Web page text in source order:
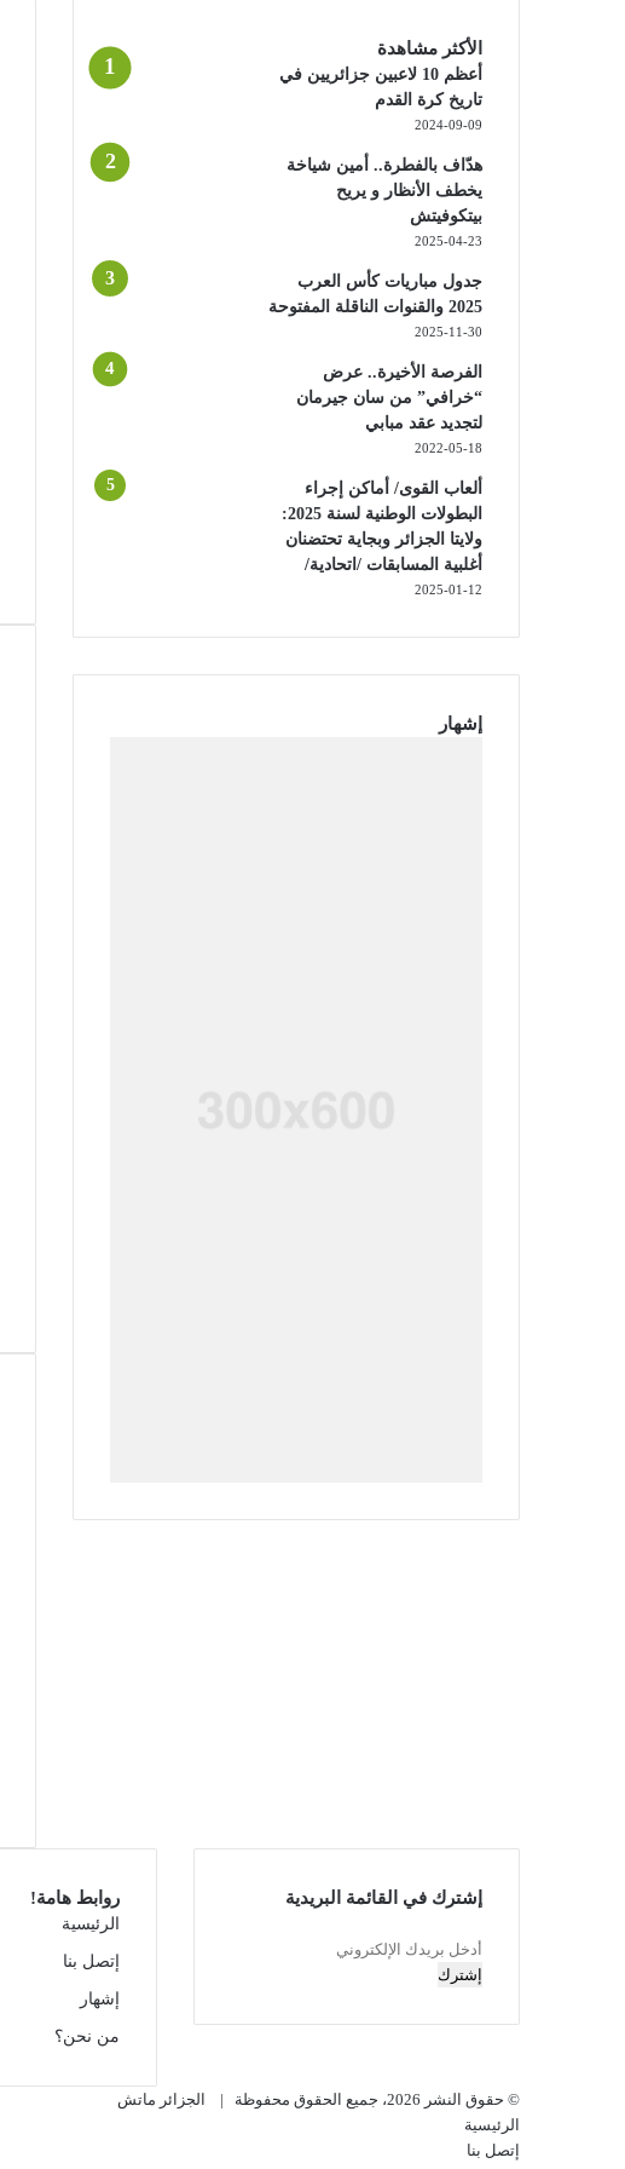
الأكثر مشاهدة
أعظم 10 لاعبين جزائريين في
تاريخ كرة القدم
2024-09-09
هدّاف بالفطرة.. أمين شياخة
يخطف الأنظار و يريح
بيتكوفيتش
2025-04-23
جدول مباريات كأس العرب
2025 والقنوات الناقلة المفتوحة
2025-11-30
الفرصة الأخيرة.. عرض
“خرافي” من سان جيرمان
لتجديد عقد مبابي
2022-05-18
ألعاب القوى/ أماكن إجراء
البطولات الوطنية لسنة 2025:
ولايتا الجزائر وبجاية تحتضنان
أغلبية المسابقات /اتحادية/
2025-01-12
إشهار
روابط هامة!
الرئيسية
إتصل بنا
إشهار
من نحن؟
إشترك في القائمة البريدية
أدخل
بريدك
© حقوق النشر 2026، جميع الحقوق محفوظة |
الجزائر ماتش
الرئيسية
إتصل بنا